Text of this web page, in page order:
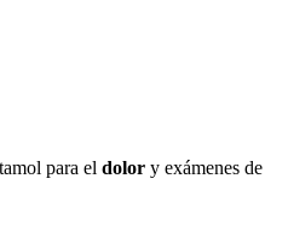
para el dolor y exámenes de